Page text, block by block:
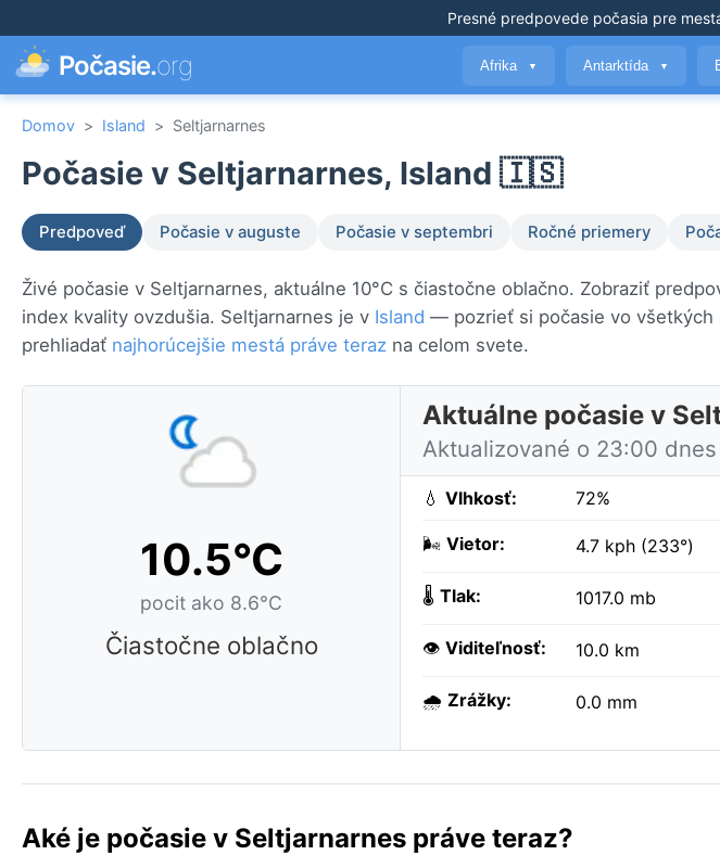
Presné predpovede počasia pre
Počasie.org Afrika ▼ Antarktída ▼
Domov > Island > Seltjarnarnes
Počasie v Seltjarnarnes, Island 🇮🇸
Predpoveď Počasie v auguste Počasie v septembri Ročné priemery
Živé počasie v Seltjarnarnes, aktuálne 10°C s čiastočne oblačno. Zobraziť
index kvality ovzdušia. Seltjarnarnes je v Island — pozrieť si počasie vo všetkých
prehliadať najhorúcejšie mestá práve teraz na celom svete.
10.5°C
pocit ako 8.6°C
Čiastočne oblačno
Aktuálne počasie v
Aktualizované o 23:00 dnes
💧 Vlhkosť: 72%
🌬️ Vietor: 4.7 kph (233°)
🌡️ Tlak: 1017.0 mb
👁️ Viditeľnosť: 10.0 km
🌧️ Zrážky: 0.0 mm
Aké je počasie v Seltjarnarnes práve teraz?